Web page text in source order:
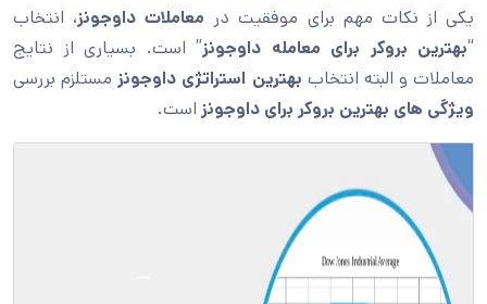
یکی از نکات مهم برای موفقیت در معاملات داوجونز، انتخاب
“بهترین بروکر برای معامله داوجونز” است. بسیاری از نتایج
معاملات و البته انتخاب بهترین استراتژی داوجونزمستلزم بررسی
ویژگی های بهترین بروکر برای داوجونز است.